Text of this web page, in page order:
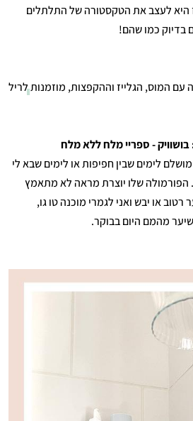
היא לעצב את הטקסטורה של התלתלים
בדיוק כמו שהם!
עם המוס, הגלייז וההקפצות, מוזמנותלריל
- ספריי מלח ללא מלח
לימים שבין חפיפות או לימים שבא לי
הפורמולה שלו יוצרת מראה לא מתאמץ
או יבש ואני לגמרי מוכנה טו גו,
מהמם היום בבוקר.